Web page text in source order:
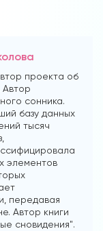
проекта об
Автор
сонника.
базу данных
тысяч
элементов
передавая
Автор книги
сновидения".
во
с
дней.
получить